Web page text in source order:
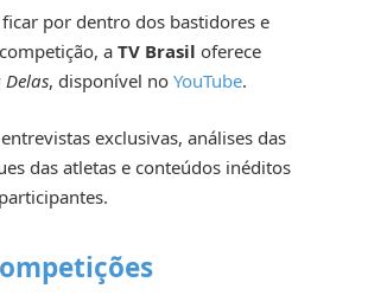
por dentro dos bastidores e
a TV Brasil oferece
Delas, disponível no YouTube.
exclusivas, análises das
das atletas e conteúdos inéditos